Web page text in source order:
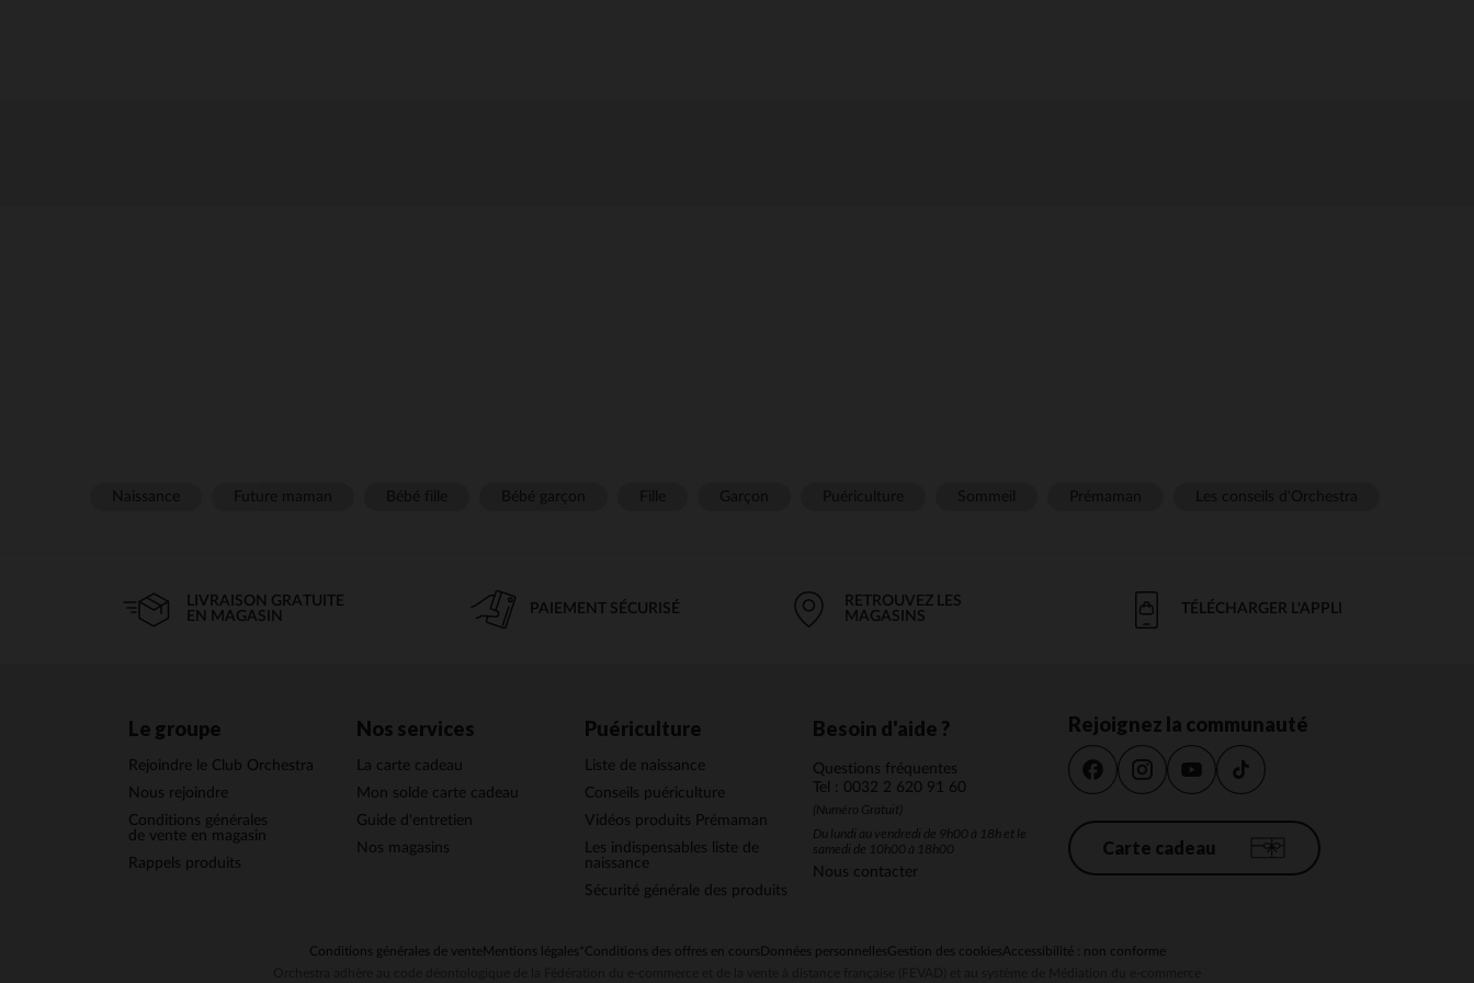
LIVRAISON GRATUITE
EN MAGASIN
PAIEMENT SÉCURISÉ
RETROUVEZ LES
MAGASINS
TÉLÉCHARGER L'APPLI
Le groupe
Rejoindre le Club Orchestra
Nous rejoindre
Conditions générales
de vente en magasin
Rappels produits
Nos services
La carte cadeau
Mon solde carte cadeau
Guide d'entretien
Nos magasins
Puériculture
Liste de naissance
Conseils puériculture
Vidéos produits Prémaman
Les indispensables liste de
naissance
Sécurité générale des produits
Besoin d'aide ?
Questions fréquentes
Tel : 0032 2 620 91 60
(Numéro Gratuit)
Du lundi au vendredi de 9h00 à 18h et le
samedi de 10h00 à 18h00
Nous contacter
Rejoignez la communauté
Carte cadeau
Conditions générales de venteMentions légales *Conditions des offres en cours Données personnellesGestion des cookiesAccessibilité : non conforme